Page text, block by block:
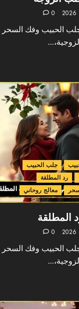
0
الحبيب وفك السحر
جلب الحبيب
رد المطلقة
معالج روحاني
المطلقة
0
الحبيب وفك السحر